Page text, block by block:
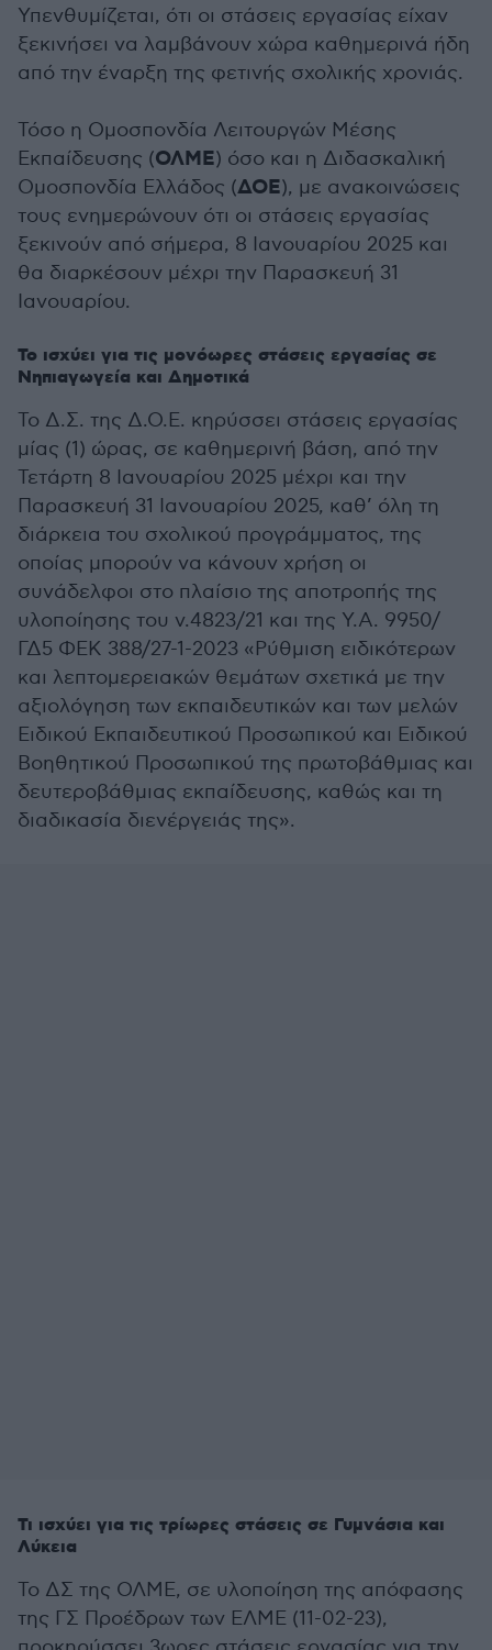
Υπενθυμίζεται, ότι οι στάσεις εργασίας είχαν
ξεκινήσει να λαμβάνουν χώρα καθημερινά ήδη
από την έναρξη της φετινής σχολικής χρονιάς.
Τόσο η Ομοσπονδία Λειτουργών Μέσης
Εκπαίδευσης (ΟΛΜΕ) όσο και η Διδασκαλική
Ομοσπονδία Ελλάδος (ΔΟΕ), με ανακοινώσεις
τους ενημερώνουν ότι οι στάσεις εργασίας
ξεκινούν από σήμερα, 8 Ιανουαρίου 2025 και
θα διαρκέσουν μέχρι την Παρασκευή 31
Ιανουαρίου.
Το ισχύει για τις μονόωρες στάσεις εργασίας σε
Νηπιαγωγεία και Δημοτικά
Το Δ.Σ. της Δ.Ο.Ε. κηρύσσει στάσεις εργασίας
μίας (1) ώρας, σε καθημερινή βάση, από την
Τετάρτη 8 Ιανουαρίου 2025 μέχρι και την
Παρασκευή 31 Ιανουαρίου 2025, καθ’ όλη τη
διάρκεια του σχολικού προγράμματος, της
οποίας μπορούν να κάνουν χρήση οι
συνάδελφοι στο πλαίσιο της αποτροπής της
υλοποίησης του ν.4823/21 και της Υ.Α. 9950/
ΓΔ5 ΦΕΚ 388/27-1-2023 «Ρύθμιση ειδικότερων
και λεπτομερειακών θεμάτων σχετικά με την
αξιολόγηση των εκπαιδευτικών και των μελών
Ειδικού Εκπαιδευτικού Προσωπικού και Ειδικού
Βοηθητικού Προσωπικού της πρωτοβάθμιας και
δευτεροβάθμιας εκπαίδευσης, καθώς και τη
διαδικασία διενέργειάς της».
Τι ισχύει για τις τρίωρες στάσεις σε Γυμνάσια και
Λύκεια
Το ΔΣ της ΟΛΜΕ, σε υλοποίηση της απόφασης
της ΓΣ Προέδρων των ΕΛΜΕ (11-02-23),